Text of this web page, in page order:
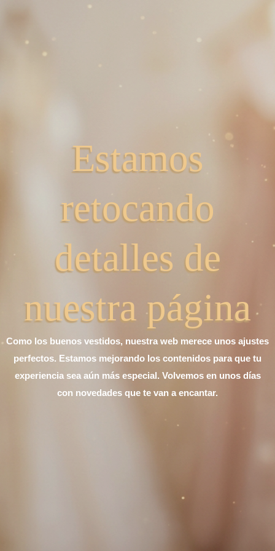
Estamos
retocando
detalles de
nuestra página
Como los buenos vestidos, nuestra web merece unos ajustes
perfectos. Estamos mejorando los contenidos para que tu
experiencia sea aún más especial. Volvemos en unos días
con novedades que te van a encantar.